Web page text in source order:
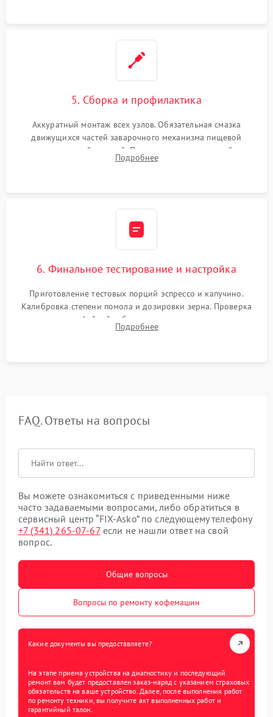
5. Сборка и профилактика
Аккуратный монтаж всех узлов. Обязательная смазка
движущихся частей заварочного механизма пищевой
силиконовой смазкой. Проведение программной
декальцинации и очистки системы от кофейных масел.
Подробнее
6. Финальное тестирование и настройка
Приготовление тестовых порций эспрессо и капучино.
Калибровка степени помола и дозировки зерна. Проверка
плотности кофейной таблетки, температуры напитка и
качества молочной пены. Контроль отсутствия посторонних
Подробнее
FAQ. Ответы на вопросы
Вы можете ознакомиться с приведенными ниже
часто задаваемыми вопросами, либо обратиться в
сервисный центр “FIX-Asko” по следующему телефону
+7 (341) 265-07-67если не нашли ответ на свой
вопрос.
Общие вопросы
Вопросы по ремонту кофемашин
Какие документы вы предоставляете?
На этапе приема устройства на диагностику и последующий
ремонт вам будет предоставлен заказ-наряд с указанием страховых
обязательств на ваше устройство. Далее, после выполнения работ
по ремонту техники, вы получите акт выполненных работ и
гарантийный талон.